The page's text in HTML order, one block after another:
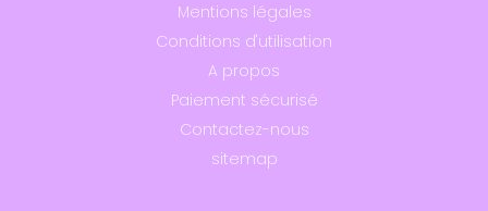
Mentions légales
Conditions d'utilisation
A propos
Paiement sécurisé
Contactez-nous
sitemap